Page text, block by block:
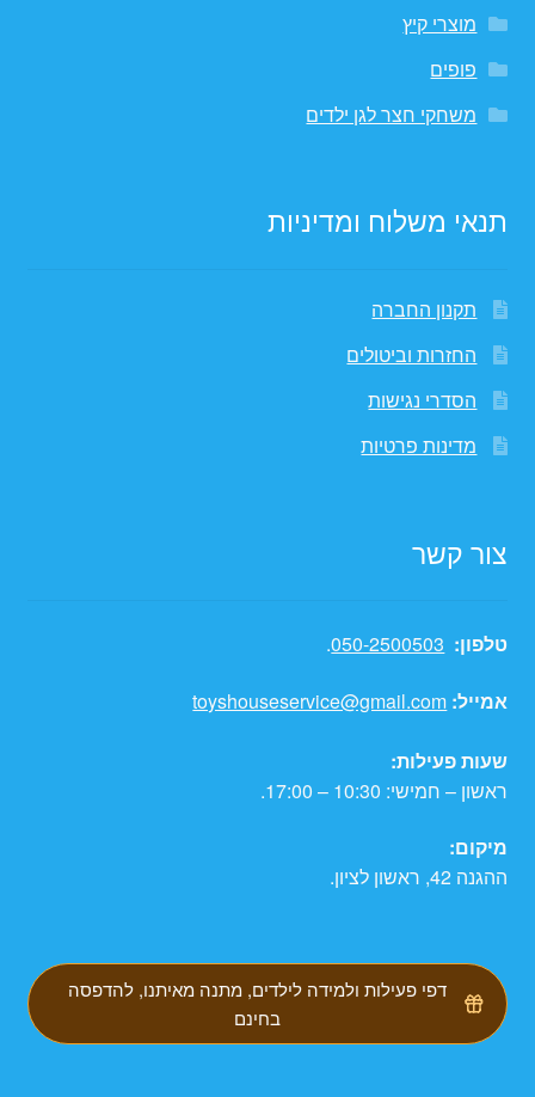
מוצרי קיץ
פופים
משחקי חצר לגן ילדים
תנאי משלוח ומדיניות
תקנון החברה
החזרות וביטולים
הסדרי נגישות
מדינות פרטיות
צור קשר
טלפון: 050-2500503
.
אמייל: toyshouseservice@gmail.com
שעות פעילות:
ראשון – חמישי: 10:30 – 17:00.
מיקום:
ההגנה 42, ראשון לציון.
דפי פעילות ולמידה לילדים, מתנה מאיתנו, להדפסה
בחינם